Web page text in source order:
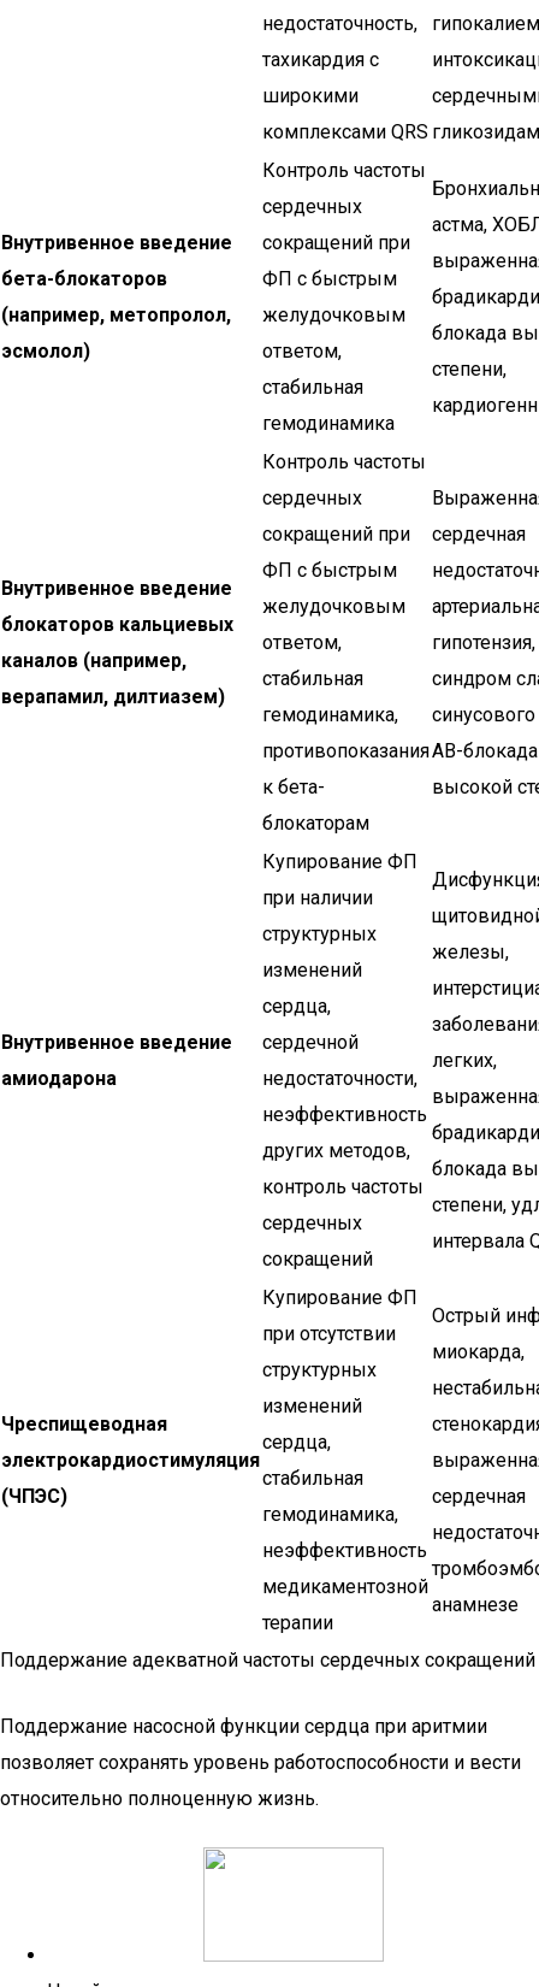
недостаточность,
тахикардия с
широкими
комплексами QRS
Внутривенное введение
бета-блокаторов
(например, метопролол,
эсмолол)
Контроль частоты
сердечных
сокращений при
ФП с быстрым
желудочковым
ответом,
стабильная
гемодинамика
астма,
блокада
степени,
Внутривенное введение
блокаторов кальциевых
каналов (например,
верапамил, дилтиазем)
Контроль частоты
сердечных
сокращений при
ФП с быстрым
желудочковым
ответом,
стабильная
гемодинамика,
противопоказания
к бета-
блокаторам
сердечная
гипотензия,
синдром
синусового
АВ-блокада
высокой
Внутривенное введение
амиодарона
Купирование ФП
при наличии
структурных
изменений
сердца,
сердечной
недостаточности,
неэффективность
других методов,
контроль частоты
сердечных
сокращений
железы,
легких,
блокада
степени,
интервала
Чреспищеводная
электрокардиостимуляция
(ЧПЭС)
Купирование ФП
при отсутствии
структурных
изменений
сердца,
стабильная
гемодинамика,
неэффективность
медикаментозной
терапии
Острый
миокарда,
сердечная
анамнезе
Поддержание адекватной частоты сердечных сокращений
Поддержание насосной функции сердца при аритмии
позволяет сохранять уровень работоспособности и вести
относительно полноценную жизнь.